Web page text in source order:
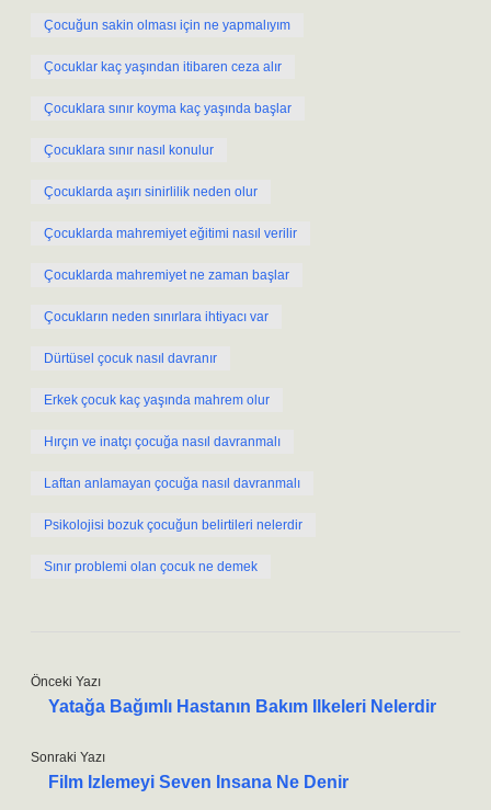
Çocuğun sakin olması için ne yapmalıyım
Çocuklar kaç yaşından itibaren ceza alır
Çocuklara sınır koyma kaç yaşında başlar
Çocuklara sınır nasıl konulur
Çocuklarda aşırı sinirlilik neden olur
Çocuklarda mahremiyet eğitimi nasıl verilir
Çocuklarda mahremiyet ne zaman başlar
Çocukların neden sınırlara ihtiyacı var
Dürtüsel çocuk nasıl davranır
Erkek çocuk kaç yaşında mahrem olur
Hırçın ve inatçı çocuğa nasıl davranmalı
Laftan anlamayan çocuğa nasıl davranmalı
Psikolojisi bozuk çocuğun belirtileri nelerdir
Sınır problemi olan çocuk ne demek
Önceki Yazı
Yatağa Bağımlı Hastanın Bakım Ilkeleri Nelerdir
Sonraki Yazı
Film Izlemeyi Seven Insana Ne Denir